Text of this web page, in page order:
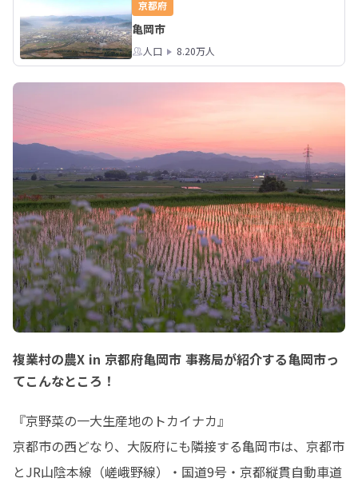
京都府
亀岡市
人口 8.20万人
複業村の農X in 京都府亀岡市 事務局が紹介する亀岡市っ
てこんなところ！
『京野菜の一大生産地のトカイナカ』
京都市の西どなり、大阪府にも隣接する亀岡市は、京都市
とJR山陰本線（嵯峨野線）・国道9号・京都縦貫自動車道